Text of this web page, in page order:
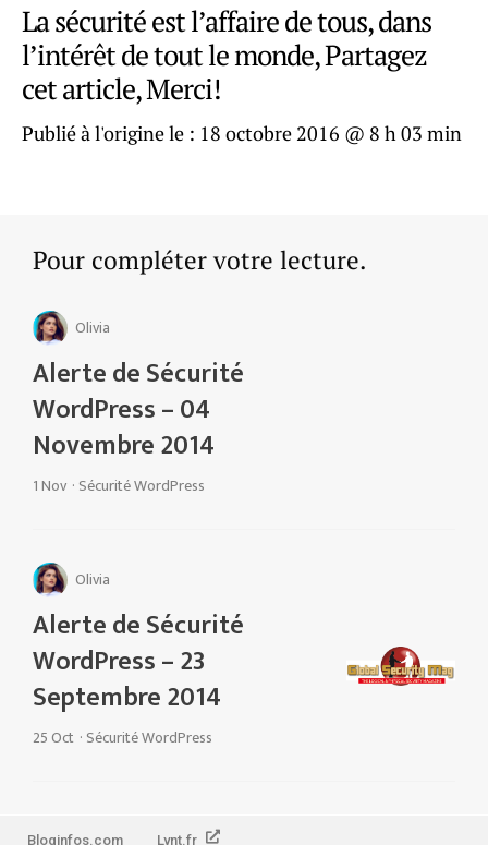
La sécurité est l’affaire de tous, dans
l’intérêt de tout le monde, Partagez
cet article, Merci!
Publié à l'origine le : 18 octobre 2016 @ 8 h 03 min
Pour compléter votre lecture.
Olivia
Alerte de Sécurité
WordPress – 04
Novembre 2014
1 Nov · Sécurité WordPress
Olivia
Alerte de Sécurité
WordPress – 23
Septembre 2014
25 Oct · Sécurité WordPress
Bloginfos.com Lynt.fr